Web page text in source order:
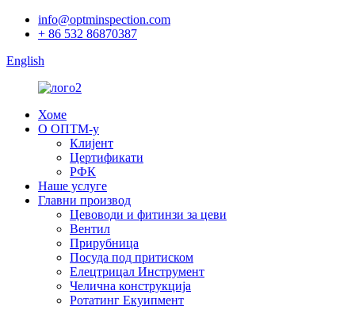
info@optminspection.com
+ 86 532 86870387
English
Хоме
О ОПТМ-у
Клијент
Цертификати
РФК
Наше услуге
Главни производ
Цевоводи и фитинзи за цеви
Вентил
Прирубница
Посуда под притиском
Елецтрицал Инструмент
Челична конструкција
Ротатинг Екуипмент